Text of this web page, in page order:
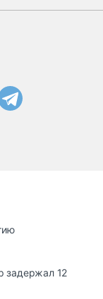
задержал 12